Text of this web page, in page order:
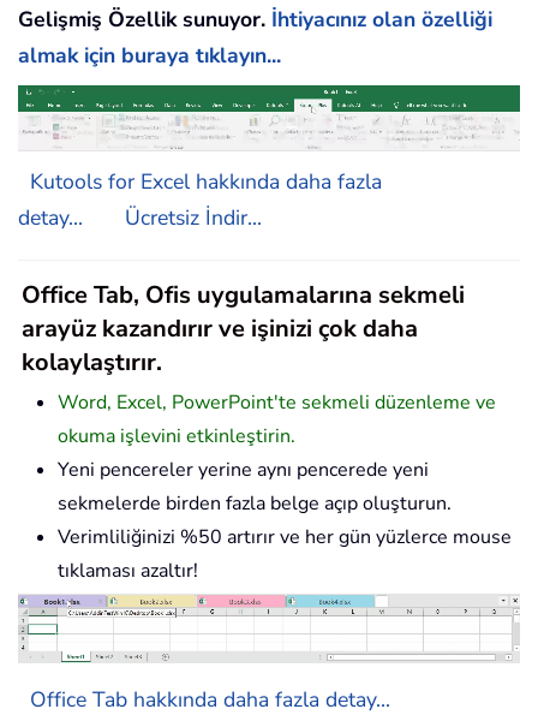
Gelişmiş Özellik sunuyor. İhtiyacınız olan özelliği
almak için buraya tıklayın...
Kutools for Excel hakkında daha fazla
detay...
Ücretsiz İndir...
Office Tab, Ofis uygulamalarına sekmeli
arayüz kazandırır ve işinizi çok daha
kolaylaştırır.
Word, Excel, PowerPoint'te sekmeli düzenleme ve
okuma işlevini etkinleştirin.
Yeni pencereler yerine aynı pencerede yeni
sekmelerde birden fazla belge açıp oluşturun.
Verimliliğinizi %50 artırır ve her gün yüzlerce mouse
tıklaması azaltır!
Office Tab hakkında daha fazla detay...